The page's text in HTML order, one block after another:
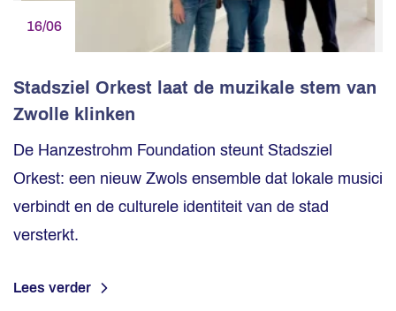
16/06
Stadsziel Orkest laat de muzikale stem van
Zwolle klinken
De Hanzestrohm Foundation steunt Stadsziel
Orkest: een nieuw Zwols ensemble dat lokale musici
verbindt en de culturele identiteit van de stad
versterkt.
Lees verder